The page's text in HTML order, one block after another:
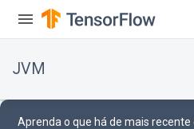
JVM
Aprenda o que há de mais